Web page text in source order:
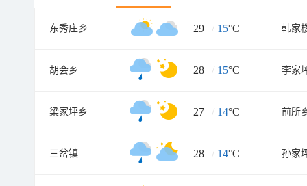
东秀庄乡 29 / 15°C 韩家
胡会乡 28 / 15°C 李家
梁家坪乡 27 / 14°C 前所
三岔镇 28 / 14°C 孙家